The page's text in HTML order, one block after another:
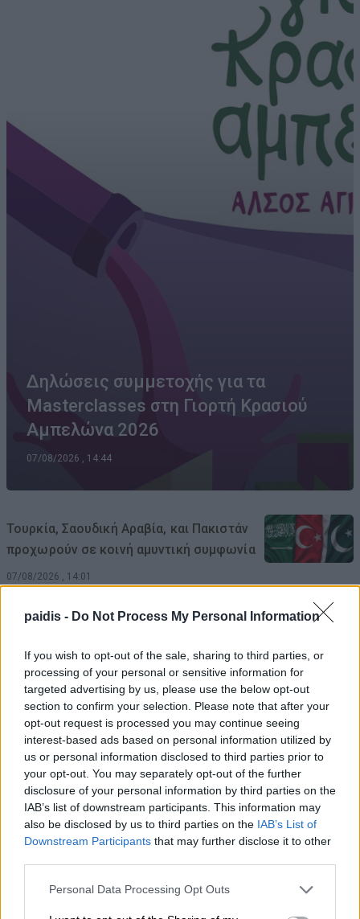
paidis - Do Not Process My Personal Information
If you wish to opt-out of the sale, sharing to third parties, or
processing of your personal or sensitive information for
targeted advertising by us, please use the below opt-out
section to confirm your selection. Please note that after your
opt-out request is processed you may continue seeing
interest-based ads based on personal information utilized by
us or personal information disclosed to third parties prior to
your opt-out. You may separately opt-out of the further
disclosure of your personal information by third parties on the
IAB’s list of downstream participants. This information may
also be disclosed by us to third parties on the IAB’s List of
Downstream Participants that may further disclose it to other
Personal Data Processing Opt Outs
Δηλώσεις συμμετοχής για τα
Masterclasses στη Γιορτή Κρασιού
Αμπελώνα 2026
07/08/2026 , 14:44
Τουρκία, Σαουδική Αραβία, και Πακιστάν
προχωρούν σε κοινή αμυντική συμφωνία
07/08/2026 , 14:01
Τα Φάρσαλα τρέχουν ξανά στα χνάρια του
Αχίλλειος Άθλος
07/08/2026 , 12:09
Τραγωδία στις Σέρρες: Νεκροί μητέρα και
γιος σε σφοδρή μετωπική σύγκρουση με
φορτηγό
Τακτική Γενική Συνέλευση και εκλογές
στον Εξωραϊστικό Σύλλογο Καστρί –
Λουτρό